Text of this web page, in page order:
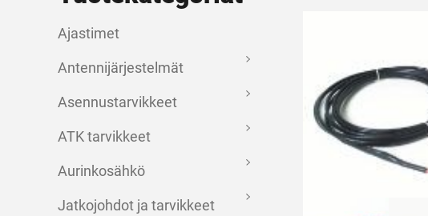
Ajastimet
Antennijärjestelmät
Asennustarvikkeet
ATK tarvikkeet
Aurinkosähkö
Jatkojohdot ja tarvikkeet